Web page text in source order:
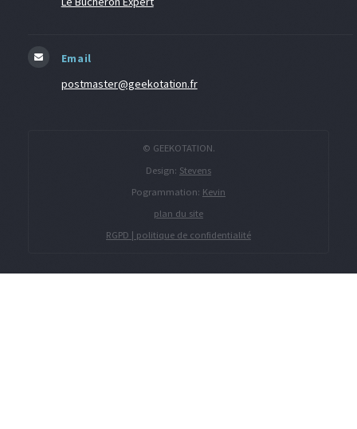
Email
postmaster@geekotation.fr
© GEEKOTATION.
Design: Stevens
Pogrammation: Kevin
plan du site
RGPD | politique de confidentialité